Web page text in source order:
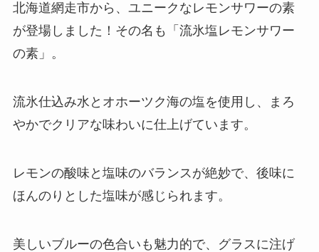
北海道網走市から、ユニークなレモンサワーの素
が登場しました！その名も「流氷塩レモンサワー
の素」。
流氷仕込み水とオホーツク海の塩を使用し、まろ
やかでクリアな味わいに仕上げています。
レモンの酸味と塩味のバランスが絶妙で、後味に
ほんのりとした塩味が感じられます。
美しいブルーの色合いも魅力的で、グラスに注げ